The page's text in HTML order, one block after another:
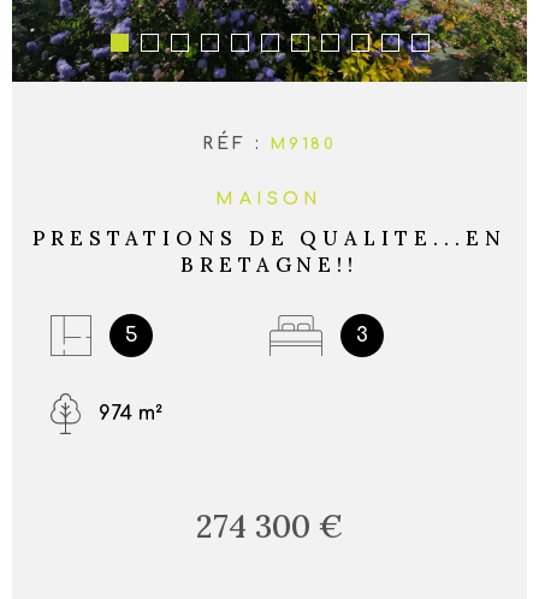
RÉF : M9180
MAISON
PRESTATIONS DE QUALITE...EN
BRETAGNE!!
5 3
974 m²
274 300 €